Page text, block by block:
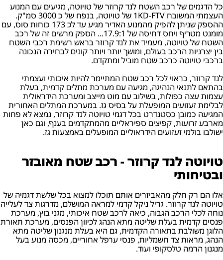
כל הדגמים של רכב השטח לנד קרוזר של טויוטה, מגיעים עם המנוע
העצמתי המשובח 1KD-FTV של טויוטה, בנפח של כ 3000 סמ"ק.
ההספק שניתן להפיק מהמנוע האדיר מגיע עד לכ 173 כוחות סוס, עם
מומנט מטריף ויחס דחיסה של 17.9:1... הספק מרשים זה של רכב
השטח של טויוטה, מעמיד את לנד קרוזר בראש רשימת רכבי השטח
בין יצרניות הרכב בעולם, ומושך יותר ויותר קונים לבחירה הנכונה
ברכבי טויוטה כרכב שטח מוביל ומתקדם.
לנד קרוזר, כראוי לכל רכב שטח המתיימר להיות איכותי ועצמתי
בהתאם לתנאי הנהיגה, מגיעה עם מערכת מתלים קדמית, בעלת
עצמות עצה כפולות, בשילוב עם מוט מייצב ומערכת הידראולית
לבלימת זעזועים המופעלת על בסיס גז. במערכת המתלים האחורית
המגיעה כמובן כסטנדרט בכל דגמי טויוטה לנד קרוזר, נמצא לא פחות
מארבע זרועות, קפיצים ספיראליים מהמתקדמים בענף, וגם כאן
ישולבו בולמי זעזועים הידראוליים המופעלים באמצעות גז.
טויוטה לנד קרוזר - רכב שטח מאובזר
ובטיחותי
אלו הם רק חלק מהאביזרים אותם תוכלו למצוא בכל שלשת דגמיה של
טויוטה לנד קרוזר. גריל ניקל קדמי למראה המושלם, מדרגות צד לעלייה
נוחה לכלי הרכב הגבוה, כיאה לרכב שטח איכותי, מגני בוץ, מערכת
פנסים קדמית בעלת שליטה מתא הנהג לכיוון הפנסים, מערכת תאורת
הלוגן משולבת בתאורה הקדמית, גם היא בעלת מנגנון שליטה מתא
הנהג, מראות צד חשמליות, פנסי ערפל אחוריים, מכסה מנוע בעל
מנגנון הרמה טלסקופי ועוד.